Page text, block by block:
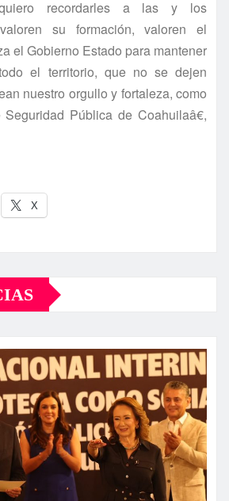
recordarles a las y los
su formación, valoren el
el Gobierno Estado para mantener
el territorio, que no se dejen
nuestro orgullo y fortaleza, como
Pública de Coahuilaâ€,
X